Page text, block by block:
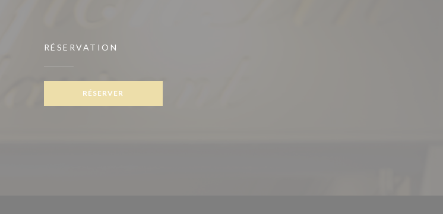
RÉSERVATION
RÉSERVER